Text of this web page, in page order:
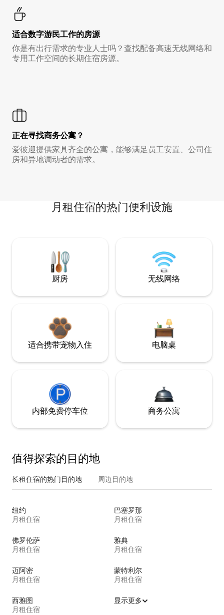
适合数字游民工作的房源
你是有出行需求的专业人士吗？查找配备高速无线网络和
专用工作空间的长期住宿房源。
正在寻找商务公寓？
爱彼迎提供家具齐全的公寓，能够满足员工安置、公司住
房和异地调动者的需求。
月租住宿的热门便利设施
厨房 无线网络
适合携带宠物入住 电脑桌
内部免费停车位 商务公寓
值得探索的目的地
长租住宿的热门目的地 周边目的地
纽约
月租住宿
巴塞罗那
月租住宿
佛罗伦萨
月租住宿
雅典
月租住宿
迈阿密
月租住宿
蒙特利尔
月租住宿
西雅图
月租住宿
显示更多